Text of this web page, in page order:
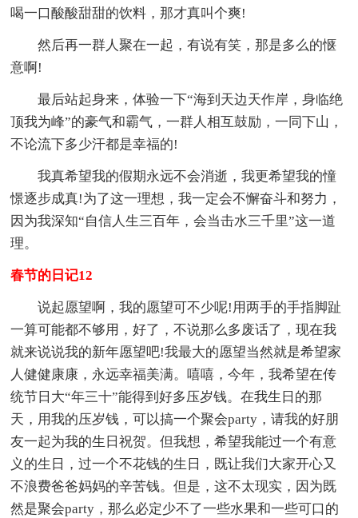
喝一口酸酸甜甜的饮料，那才真叫个爽!
然后再一群人聚在一起，有说有笑，那是多么的惬
意啊!
最后站起身来，体验一下“海到天边天作岸，身临绝
顶我为峰”的豪气和霸气，一群人相互鼓励，一同下山，
不论流下多少汗都是幸福的!
我真希望我的假期永远不会消逝，我更希望我的憧
憬逐步成真!为了这一理想，我一定会不懈奋斗和努力，
因为我深知“自信人生三百年，会当击水三千里”这一道
理。
春节的日记12
说起愿望啊，我的愿望可不少呢!用两手的手指脚趾
一算可能都不够用，好了，不说那么多废话了，现在我
就来说说我的新年愿望吧!我最大的愿望当然就是希望家
人健健康康，永远幸福美满。嘻嘻，今年，我希望在传
统节日大“年三十”能得到好多压岁钱。在我生日的那
天，用我的压岁钱，可以搞一个聚会party，请我的好朋
友一起为我的生日祝贺。但我想，希望我能过一个有意
义的生日，过一个不花钱的生日，既让我们大家开心又
不浪费爸爸妈妈的辛苦钱。但是，这不太现实，因为既
然是聚会party，那么必定少不了一些水果和一些可口的